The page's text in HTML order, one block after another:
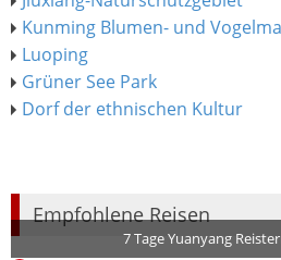
Kunming Blumen- und
Luoping
Grüner See Park
Dorf der ethnischen Kultur
Empfohlene Reisen
7 Tage Yuanyang